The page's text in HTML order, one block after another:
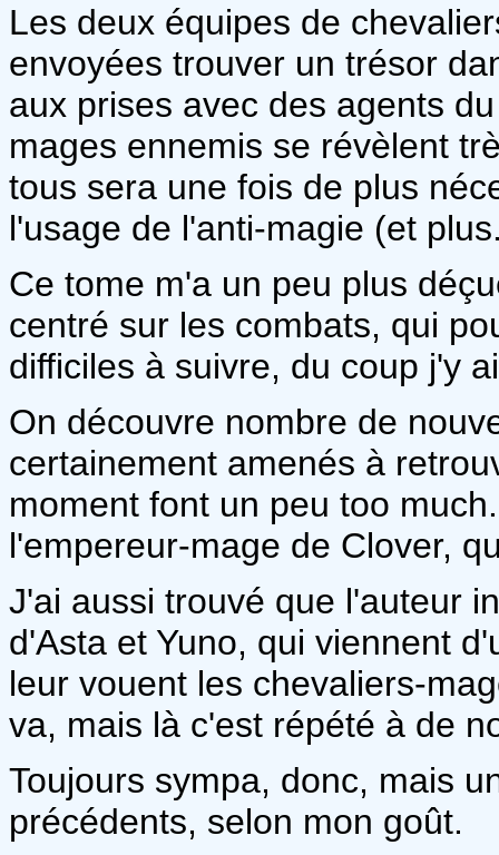
Les deux équipes de
envoyées trouver un trésor
aux prises avec des agents
mages ennemis se révèlent
tous sera une fois de plus
l'usage de l'anti-magie (et
Ce tome m'a un peu plus
centré sur les combats, qui
difficiles à suivre, du coup j'y
On découvre nombre de
certainement amenés à
moment font un peu too
l'empereur-mage de Clover,
J'ai aussi trouvé que l'auteur
d'Asta et Yuno, qui viennent
leur vouent les chevaliers-
va, mais là c'est répété à de
Toujours sympa, donc, mais
précédents, selon mon goût.